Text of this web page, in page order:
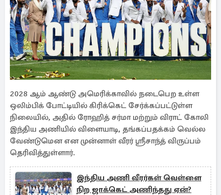
2028 ஆம் ஆண்டு அமெரிக்காவில் நடைபெற உள்ள
ஒலிம்பிக் போட்டியில் கிரிக்கெட் சேர்க்கப்பட்டுள்ள
நிலையில், அதில் ரோஹித் சர்மா மற்றும் விராட் கோலி
இந்திய அணியில் விளையாடி, தங்கப்பதக்கம் வெல்ல
வேண்டுமென என முன்னாள் வீரர் ஸ்ரீசாந்த் விருப்பம்
தெரிவித்துள்ளார்.
இந்திய அணி வீரர்கள் வெள்ளை
நிற ஜாக்கெட் அணிந்தது ஏன்?